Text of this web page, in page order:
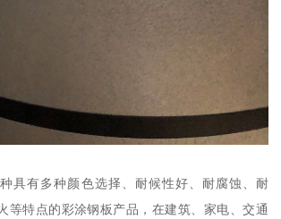
具有多种颜色选择、耐候性好、耐腐蚀、耐
等特点的彩涂钢板产品，在建筑、家电、交通